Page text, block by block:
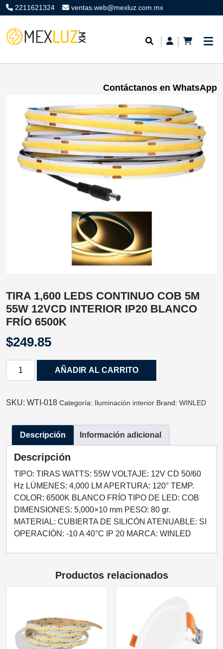
2211621324 ventas.web@mexluz.com.mx
Contáctanos en WhatsApp
TIRA 1,600 LEDS CONTINUO COB 5M
55W 12VCD INTERIOR IP20 BLANCO
FRÍO 6500K
$249.85
TIRA
CONTINUO
5M
55W
12VCD
INTERIOR
IP20
BLANCO
FRÍO
6500K
cantidad
AÑADIR AL CARRITO
SKU: WTI‐018 Categoría: Iluminaciòn interior Brand: WINLED
Descripción Información adicional
Descripción
TIPO: TIRAS WATTS: 55W VOLTAJE: 12V CD 50/60
Hz LÚMENES: 4,000 LM APERTURA: 120° TEMP.
COLOR: 6500K BLANCO FRÍO TIPO DE LED: COB
DIMENSIONES: 5,000×10 mm PESO: 80 gr.
MATERIAL: CUBIERTA DE SILICÓN ATENUABLE: SI
OPERACIÓN: -10 A 40°C IP 20 MARCA: WINLED
Productos relacionados